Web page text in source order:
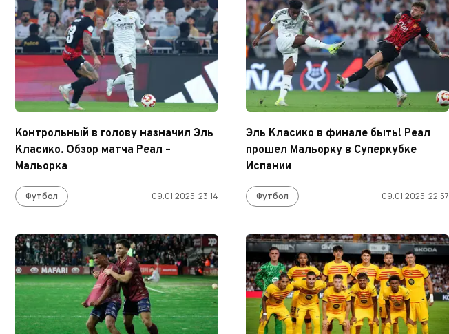
Контрольный в голову назначил Эль
Класико. Обзор матча Реал –
Мальорка
Футбол 09.01.2025, 23:14
Эль Класико в финале быть! Реал
прошел Мальорку в Суперкубке
Испании
Футбол 09.01.2025, 22:57